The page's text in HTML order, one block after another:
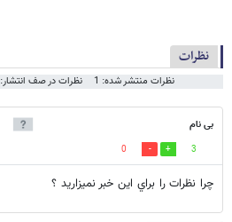
نظرات
نظرات منتشر شده: 1 نظرات در صف انتشار: 0
بی نام
3
0
چرا نظرات را براي اين خبر نميزاريد ؟